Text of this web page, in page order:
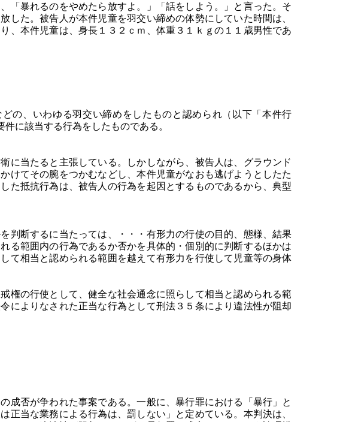
「暴れるのをやめたら放すよ。」「話をしよう。」と言った。そ
た。被告人が本件児童を羽交い締めの体勢にしていた時間は、
、本件児童は、身長１３２ｃｍ、体重３１ｋｇの１１歳男性であ
の、いわゆる羽交い締めをしたものと認められ（以下「本件行
に該当する行為をしたものである。
に当たると主張している。しかしながら、被告人は、グラウンド
けてその腕をつかむなどし、本件児童がなおも逃げようとしたた
た抵抗行為は、被告人の行為を起因とするものであるから、典型
判断するに当たっては、・・・有形力の行使の目的、態様、結果
る範囲内の行為であるか否かを具体的・個別的に判断するほかは
て相当と認められる範囲を越えて有形力を行使して児童等の身体
権の行使として、健全な社会通念に照らして相当と認められる範
によりなされた正当な行為として刑法３５条により違法性が阻却
成否が争われた事案である。一般に、暴行罪における「暴行」と
当な業務による行為は、罰しない」と定めている。本判決は、